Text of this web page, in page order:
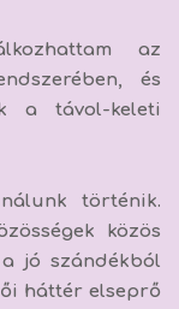
az
és
a távol-keleti
történik.
közös
jó szándékból
háttér elseprő